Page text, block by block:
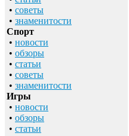
• советы
• знаменитости
Спорт
• новости
• обзоры
• статьи
• советы
• знаменитости
Игры
• новости
• обзоры
• статьи